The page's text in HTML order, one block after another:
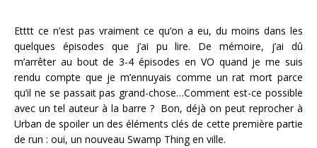
Etttt ce n’est pas vraiment ce qu’on a eu, du moins dans les
quelques épisodes que j’ai pu lire. De mémoire, j’ai dû
m’arrêter au bout de 3-4 épisodes en VO quand je me suis
rendu compte que je m’ennuyais comme un rat mort parce
qu’il ne se passait pas grand-chose…Comment est-ce possible
avec un tel auteur à la barre ? Bon, déjà on peut reprocher à
Urban de spoiler un des éléments clés de cette première partie
de run : oui, un nouveau Swamp Thing en ville.